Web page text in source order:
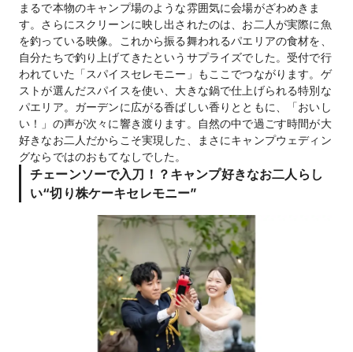
まるで本物のキャンプ場のような雰囲気に会場がざわめきま
す。さらにスクリーンに映し出されたのは、お二人が実際に魚
を釣っている映像。これから振る舞われるパエリアの食材を、
自分たちで釣り上げてきたというサプライズでした。受付で行
われていた「スパイスセレモニー」もここでつながります。ゲ
ストが選んだスパイスを使い、大きな鍋で仕上げられる特別な
パエリア。ガーデンに広がる香ばしい香りとともに、「おいし
い！」の声が次々に響き渡ります。自然の中で過ごす時間が大
好きなお二人だからこそ実現した、まさにキャンプウェディン
グならではのおもてなしでした。
チェーンソーで入刀！？キャンプ好きなお二人らし
い“切り株ケーキセレモニー”